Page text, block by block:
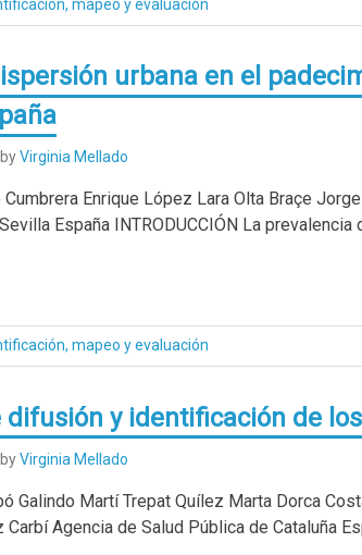
mapeo y evaluación
urbana en el
Virginia Mellado
Cumbrera Enrique López Lara Olta Braçe
España INTRODUCCIÓN La prevalencia
mapeo y evaluación
difusión y identificación de
Virginia Mellado
Galindo Martí Trepat Quílez Marta Dorca
Agencia de Salud Pública de Cataluña